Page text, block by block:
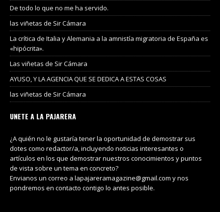
De todo lo que no me ha servido.
las viñetas de Sir Cámara
La crítica de Italia y Alemania a la amnistía migratoria de España es
«hipócrita».
Las viñetas de Sir Cámara
AYUSO, Y LA AGENCIA QUE SE DEDICA A ESTAS COSAS
las viñetas de Sir Cámara
UNETE A LA PAJARERA
¿A quién no le gustaría tener la oportunidad de demostrar sus
dotes como redactor/a, incluyendo noticias interesantes o
artículos en los que demostrar nuestros conocimientos y puntos
de vista sobre un tema en concreto?
Envianos un correo a lapajareramagazine@gmail.com y nos
pondremos en contacto contigo lo antes posible.